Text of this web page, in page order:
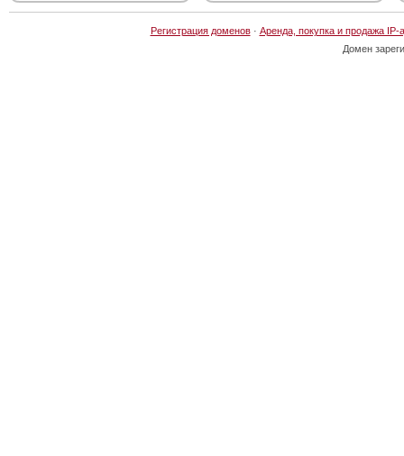
Регистрация доменов· Аренда, покупка и продажа IP-
Домен